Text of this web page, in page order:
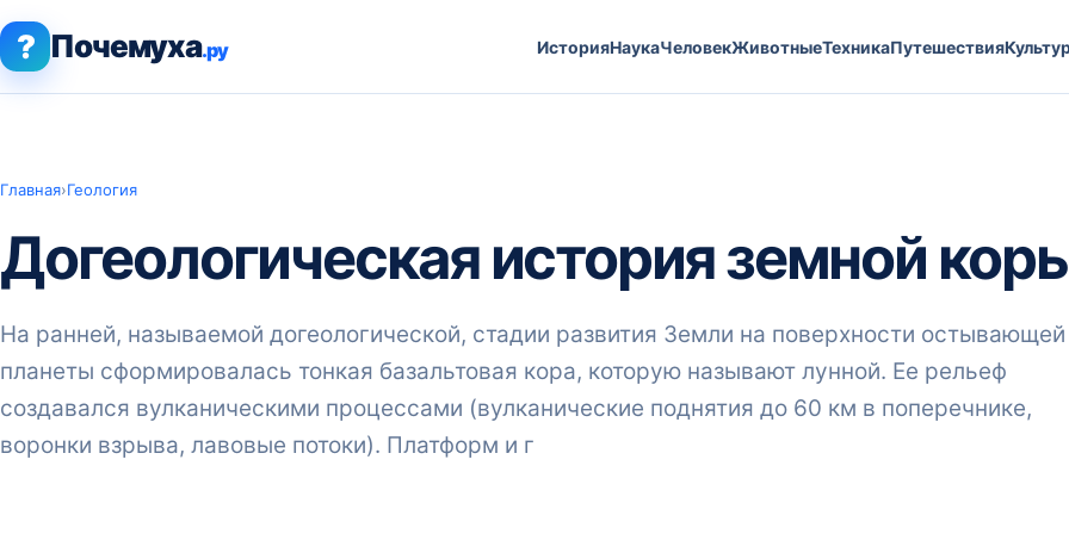
? Почемуха.ру ИсторияНаукаЧеловекЖивотныеТехникаПутешествия
Главная›Геология
Догеологическая история земной
На ранней, называемой догеологической, стадии развития Земли на поверхности остывающей
планеты сформировалась тонкая базальтовая кора, которую называют лунной. Ее рельеф
создавался вулканическими процессами (вулканические поднятия до 60 км в поперечнике,
воронки взрыва, лавовые потоки). Платформ и г